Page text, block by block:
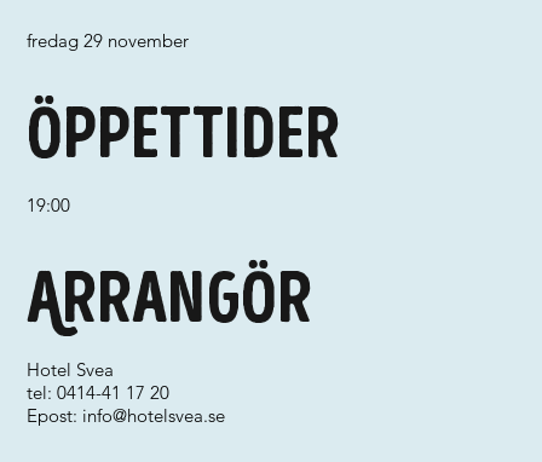
fredag 29 november
Arrangör
Hotel Svea
tel: 0414-41 17 20
Epost: info@hotelsvea.se
Öppettider
19:00